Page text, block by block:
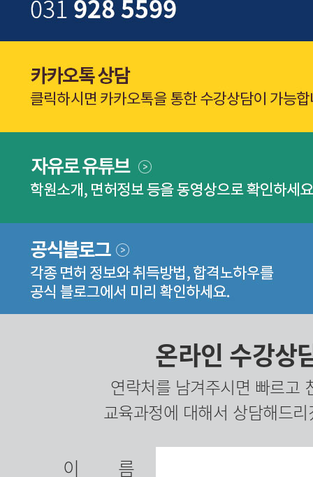
온라인 수강상
연락처를 남겨주시면 빠르고
교육과정에 대해서 상담해드
이름